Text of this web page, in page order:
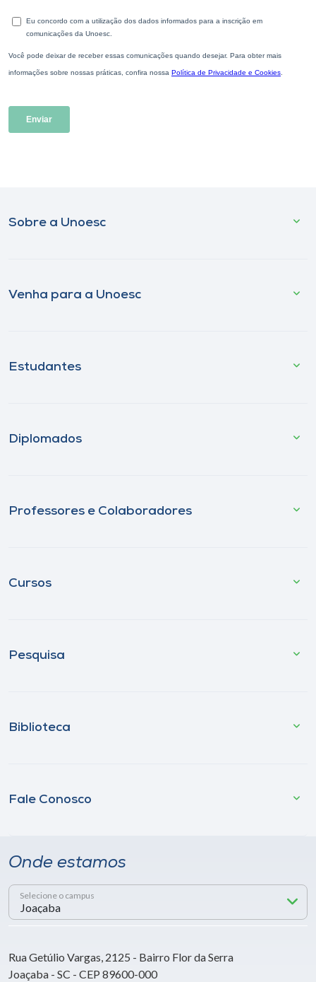
Sobre a Unoesc
Venha para a Unoesc
Estudantes
Diplomados
Professores e Colaboradores
Cursos
Pesquisa
Biblioteca
Fale Conosco
Onde estamos
Selecione o campus
Rua Getúlio Vargas, 2125 - Bairro Flor da Serra
Joaçaba - SC - CEP 89600-000